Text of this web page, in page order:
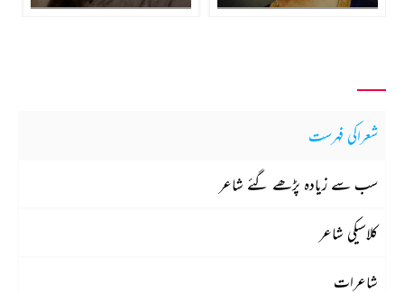
شعراکی فہرست
سب سے زیادہ پڑھے گئے شاعر
کلاسیکی شاعر
شاعرات